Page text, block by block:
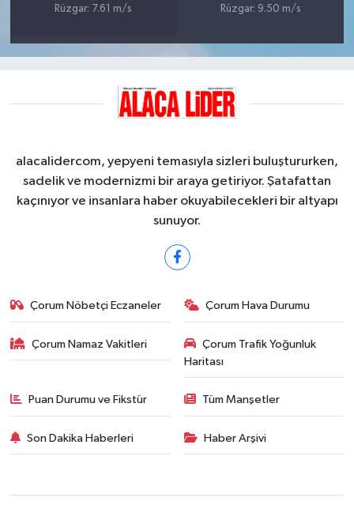
Rüzgar: 7.61 m/s
Rüzgar: 9.50 m/s
alacalidercom, yepyeni temasıyla sizleri buluştururken,
sadelik ve modernizmi bir araya getiriyor. Şatafattan
kaçınıyor ve insanlara haber okuyabilecekleri bir altyapı
sunuyor.
Çorum Nöbetçi Eczaneler Çorum Hava Durumu
Çorum Namaz Vakitleri
Çorum Trafik Yoğunluk
Haritası
Puan Durumu ve Fikstür Tüm Manşetler
Son Dakika Haberleri Haber Arşivi